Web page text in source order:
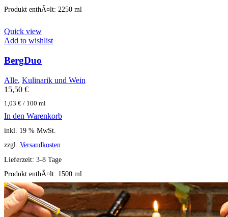
Produkt enthÃ¤lt: 2250 ml
Quick view
Add to wishlist
BergDuo
Alle, Kulinarik und Wein
15,50 €
1,03 € / 100 ml
In den Warenkorb
inkl. 19 % MwSt.
zzgl. Versandkosten
Lieferzeit: 3-8 Tage
Produkt enthÃ¤lt: 1500 ml